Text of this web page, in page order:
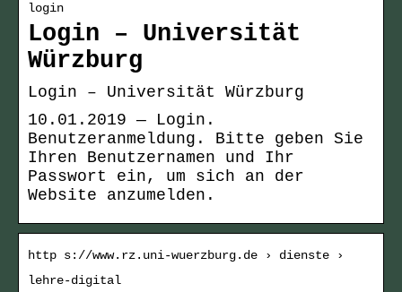
login
Login – Universität
Würzburg
Login – Universität Würzburg
10.01.2019 — Login.
Benutzeranmeldung. Bitte geben Sie
Ihren Benutzernamen und Ihr
Passwort ein, um sich an der
Website anzumelden.
http s://www.rz.uni-wuerzburg.de › dienste ›
lehre-digital